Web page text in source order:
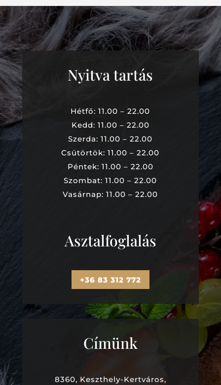
Nyitva tartás
Hétfő: 11.00 – 22.00
Kedd: 11.00 – 22.00
Szerda: 11.00 – 22.00
Csütörtök: 11.00 – 22.00
Péntek: 11.00 – 22.00
Szombat: 11.00 – 22.00
Vasárnap: 11.00 – 22.00
Asztalfoglalás
+36 83 312 772
Címünk
8360, Keszthely-Kertváros,